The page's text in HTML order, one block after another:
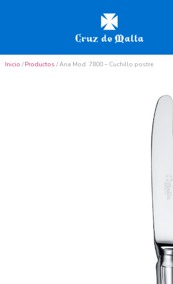
Inicio /Productos / Ana Mod. 7800 – Cuchillo postre